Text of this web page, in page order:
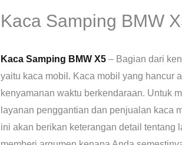
Kaca Samping BMW
Kaca Samping BMW X5 – Bagian dari
yaitu kaca mobil. Kaca mobil yang hancur
kenyamanan waktu berkendaraan. Untuk
layanan penggantian dan penjualan kaca
ini akan berikan keterangan detail tentang